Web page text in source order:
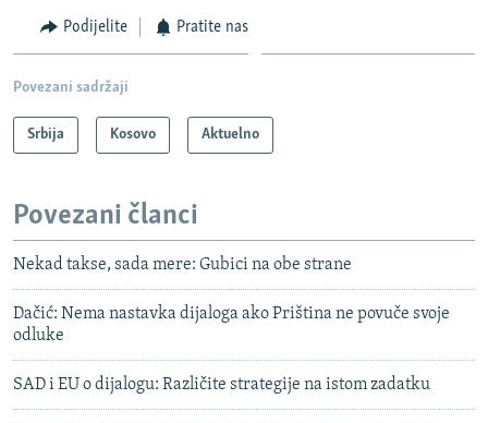
Podijelite Pratite nas
Povezani sadržaji
Srbija Kosovo Aktuelno
Povezani članci
Nekad takse, sada mere: Gubici na obe strane
Dačić: Nema nastavka dijaloga ako Priština ne povuče svoje
odluke
SAD i EU o dijalogu: Različite strategije na istom zadatku